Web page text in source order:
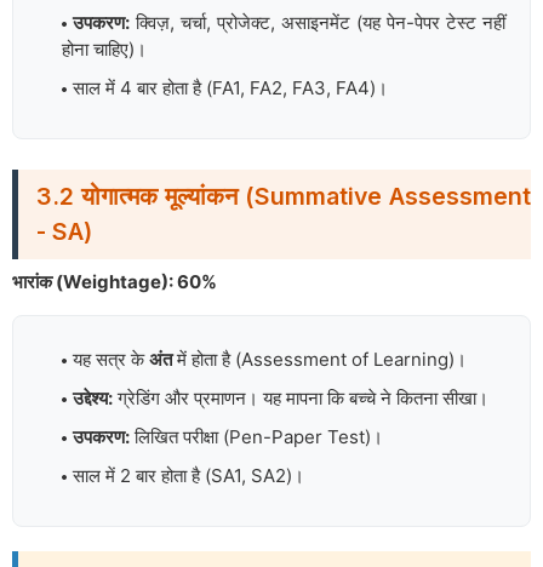
उपकरण: क्विज़, चर्चा, प्रोजेक्ट, असाइनमेंट (यह पेन-पेपर टेस्ट नहीं
होना चाहिए)।
साल में 4 बार होता है (FA1, FA2, FA3, FA4)।
3.2 योगात्मक मूल्यांकन (Summative Assessment
- SA)
भारांक (Weightage): 60%
यह सत्र केअंतमें होता है (Assessment of Learning)।
उद्देश्य:ग्रेडिंग और प्रमाणन। यह मापना कि बच्चे ने कितना सीखा।
उपकरण:लिखित परीक्षा (Pen-Paper Test)।
साल में 2 बार होता है (SA1, SA2)।